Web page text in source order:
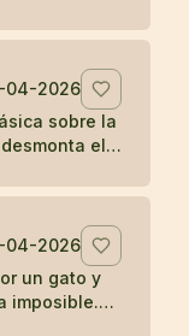
04-2026
sobre la
el
04-2026
un gato y
imposible.